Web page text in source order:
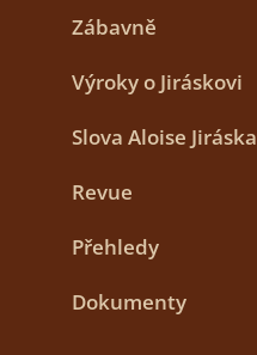
Zábavně
Výroky o Jiráskovi
Slova Aloise Jiráska
Revue
Přehledy
Dokumenty